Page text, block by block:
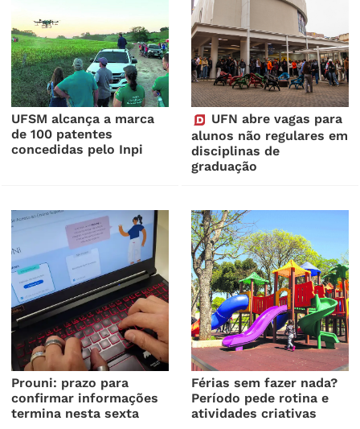
UFSM alcança a marca
de 100 patentes
concedidas pelo Inpi
UFN abre vagas para
alunos não regulares em
disciplinas de
graduação
Prouni: prazo para
confirmar informações
termina nesta sexta
Férias sem fazer nada?
Período pede rotina e
atividades criativas